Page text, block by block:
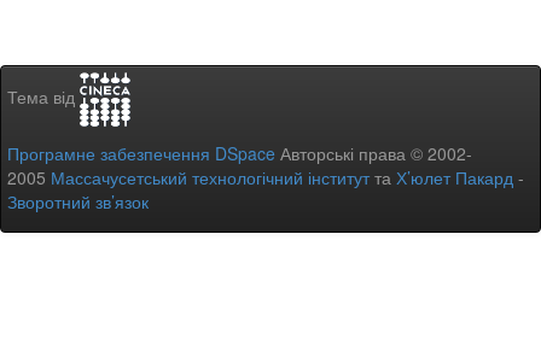
Тема від
Програмне забезпечення DSpace Авторські права © 2002-
2005 Массачусетський технологічний інститутта Х’юлет Пакард -
Зворотний зв’язок